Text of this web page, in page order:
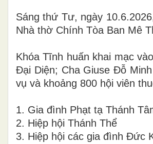
Sáng thứ Tư, ngày
Nhà thờ Chính Tòa Ban Mê
Khóa Tĩnh huấn khai mạc
Đại Diện; Cha Giuse Đỗ
vụ và khoảng 800 hội viên
1. Gia đình Phạt tạ Thánh
2. Hiệp hội Thánh Thể
3. Hiệp hội các gia đình Đức